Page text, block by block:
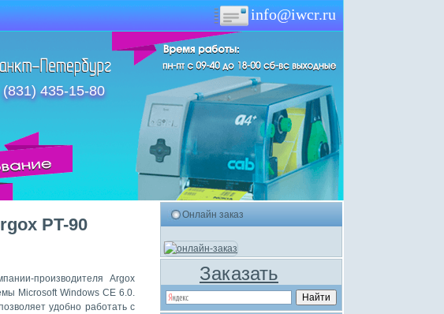
info@iwcr.ru
(831) 435-15-80
PT-90
производителя Argox
Microsoft Windows CE 6.0.
удобно работать с
Онлайн заказ
Заказать